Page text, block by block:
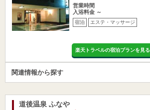
営業時間
入浴料金 ～
宿泊 エステ・マッサージ
楽天トラベルの宿泊プランを見る
関連情報から探す
道後温泉 ふなや